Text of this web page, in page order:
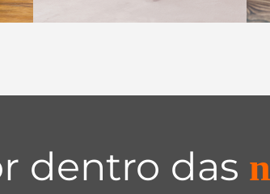
dentro das